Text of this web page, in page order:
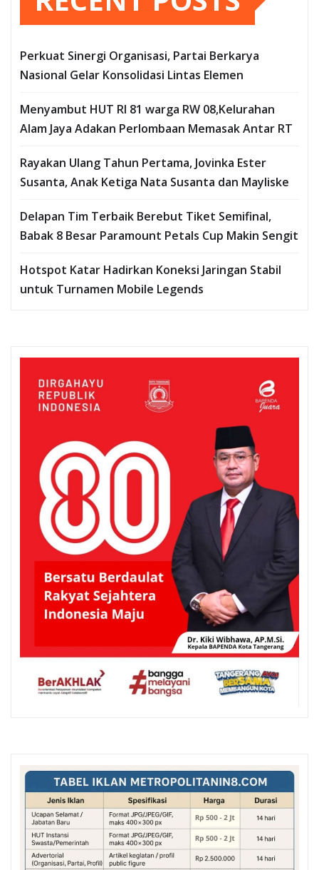
Perkuat Sinergi Organisasi, Partai Berkarya
Nasional Gelar Konsolidasi Lintas Elemen
Menyambut HUT RI 81 warga RW 08,Kelurahan
Alam Jaya Adakan Perlombaan Memasak Antar RT
Rayakan Ulang Tahun Pertama, Jovinka Ester
Susanta, Anak Ketiga Nata Susanta dan Mayliske
Delapan Tim Terbaik Berebut Tiket Semifinal,
Babak 8 Besar Paramount Petals Cup Makin Sengit
Hotspot Katar Hadirkan Koneksi Jaringan Stabil
untuk Turnamen Mobile Legends